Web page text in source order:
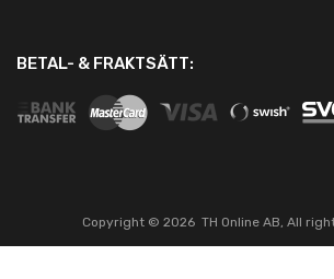
BETAL- & FRAKTSÄTT:
Copyright © 2026 TH Online AB, All